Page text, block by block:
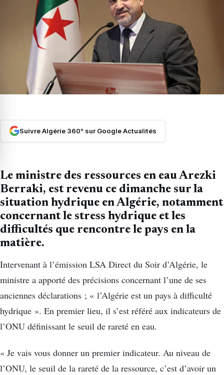
Suivre Algérie 360° sur Google Actualités
Le ministre des ressources en eau Arezki
Berraki, est revenu ce dimanche sur la
situation hydrique en Algérie, notamment
concernant le stress hydrique et les
difficultés que rencontre le pays en la
matière.
Intervenant à l’émission LSA Direct du Soir d’Algérie, le
ministre a apporté des précisions concernant l’une de ses
anciennes déclarations ; « l’Algérie est un pays à difficulté
hydrique ». En premier lieu, il s’est référé aux indicateurs de
l’ONU définissant le seuil de rareté en eau.
« Je vais vous donner un premier indicateur. Au niveau de
l’ONU, le seuil de la rareté de la ressource, c’est d’avoir un